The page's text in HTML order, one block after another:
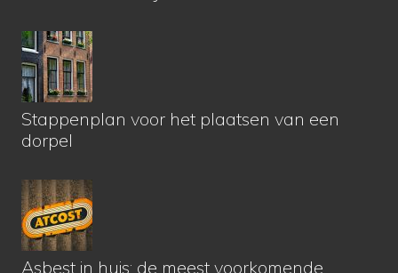
Stappenplan voor het plaatsen van een
dorpel
Asbest in huis: de meest voorkomende